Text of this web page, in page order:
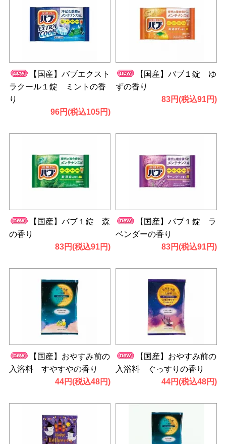
【国産】バブエクスト
ラクール１錠 ミントの香
り
96円(税込105円)
【国産】バブ１錠 ゆ
ずの香り
83円(税込91円)
【国産】バブ１錠 森
の香り
83円(税込91円)
【国産】バブ１錠 ラ
ベンダーの香り
83円(税込91円)
【国産】おやすみ前の
入浴料 すやすやの香り
44円(税込48円)
【国産】おやすみ前の
入浴料 ぐっすりの香り
44円(税込48円)